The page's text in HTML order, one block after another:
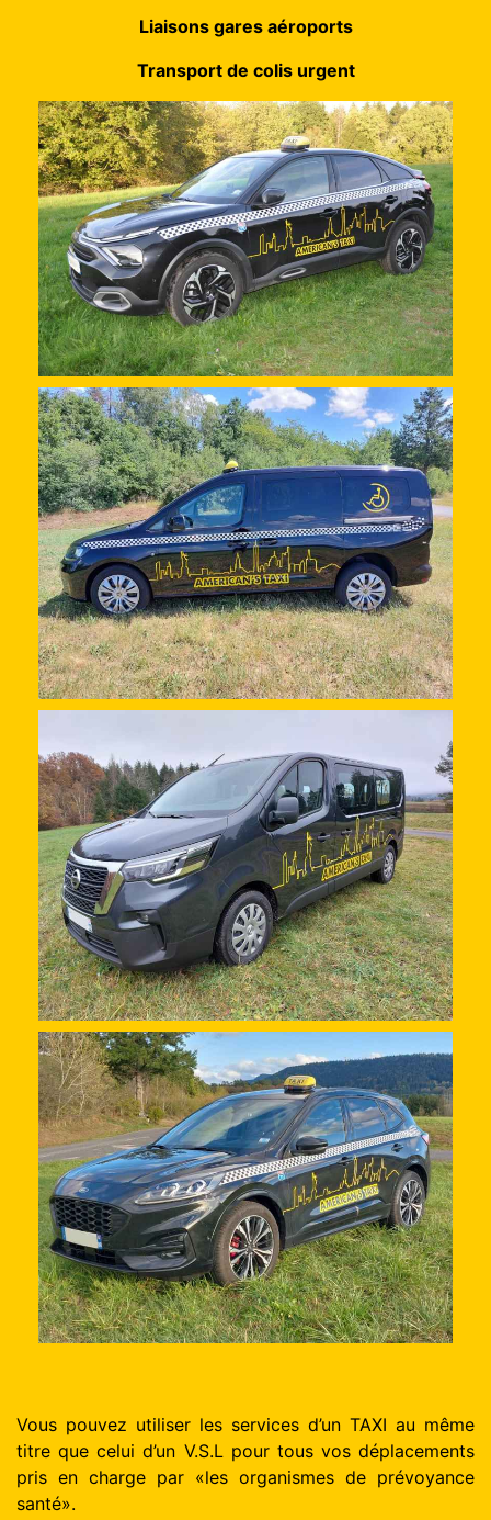
Liaisons gares aéroports
Transport de colis urgent
Vous pouvez utiliser les services d’un TAXI au même
titre que celui d’un V.S.L pour tous vos déplacements
pris en charge par «les organismes de prévoyance
santé».